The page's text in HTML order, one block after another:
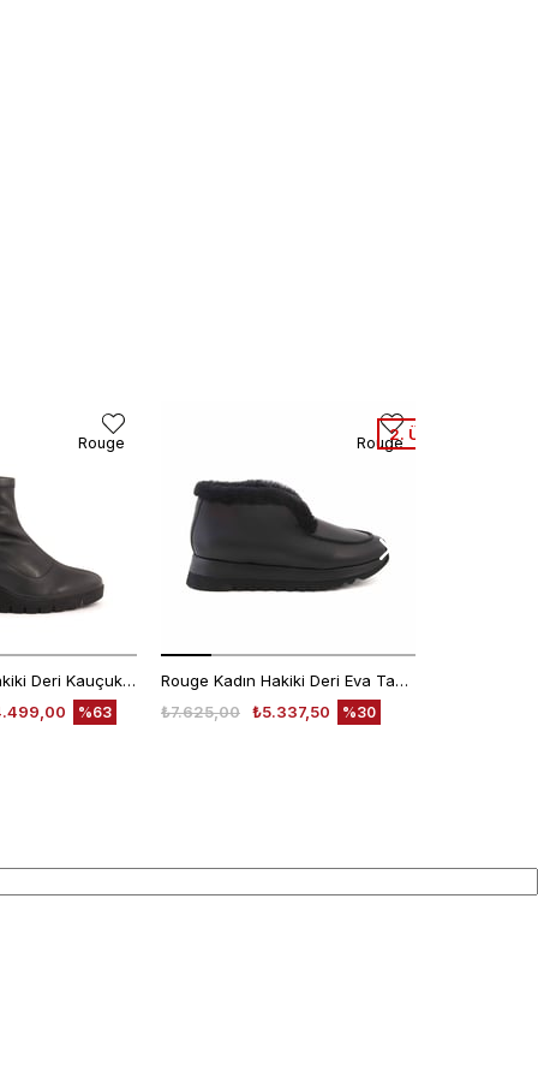
Rouge Kadın Hakiki Deri Kauçuk Taban Siyah Günlük Bot
%63
Rouge
Rouge Kadın Hakiki Deri Eva Taban Siyah Günlük Bot
₺5.337,50
₺7.625,00 %30
Rouge2. Ürüne %50 Net